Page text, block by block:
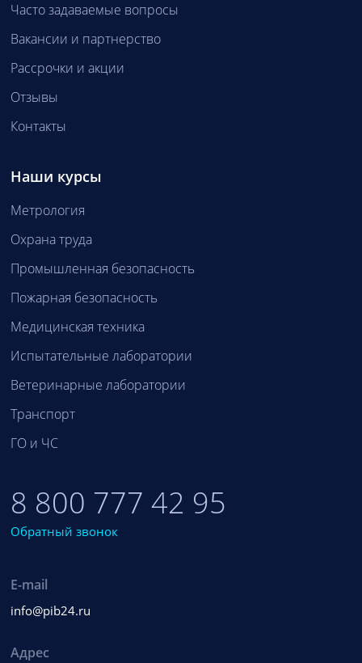
Часто задаваемые вопросы
Вакансии и партнерство
Рассрочки и акции
Отзывы
Контакты
Наши курсы
Метрология
Охрана труда
Промышленная безопасность
Пожарная безопасность
Медицинская техника
Испытательные лаборатории
Ветеринарные лаборатории
Транспорт
ГО и ЧС
8 800 777 42 95
Обратный звонок
E-mail
info@pib24.ru
Адрес